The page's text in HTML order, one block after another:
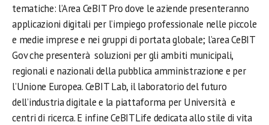
tematiche: l’Area CeBIT Pro dove le aziende presenteranno
applicazioni digitali per l’impiego professionale nelle piccole
e medie imprese e nei gruppi di portata globale; l’area CeBIT
Gov che presenterà soluzioni per gli ambiti municipali,
regionali e nazionali della pubblica amministrazione e per
l’Unione Europea. CeBIT Lab, il laboratorio del futuro
dell’industria digitale e la piattaforma per Università e
centri di ricerca. E infine CeBITLife dedicata allo stile di vita